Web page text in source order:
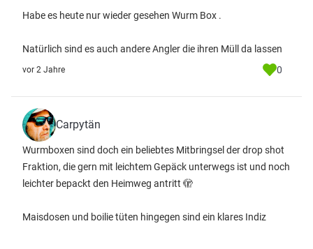
Habe es heute nur wieder gesehen Wurm Box .
Natürlich sind es auch andere Angler die ihren Müll da lassen
vor 2 Jahre 0
Carpytän
Wurmboxen sind doch ein beliebtes Mitbringsel der drop shot
Fraktion, die gern mit leichtem Gepäck unterwegs ist und noch
leichter bepackt den Heimweg antritt 🫣
Maisdosen und boilie tüten hingegen sind ein klares Indiz